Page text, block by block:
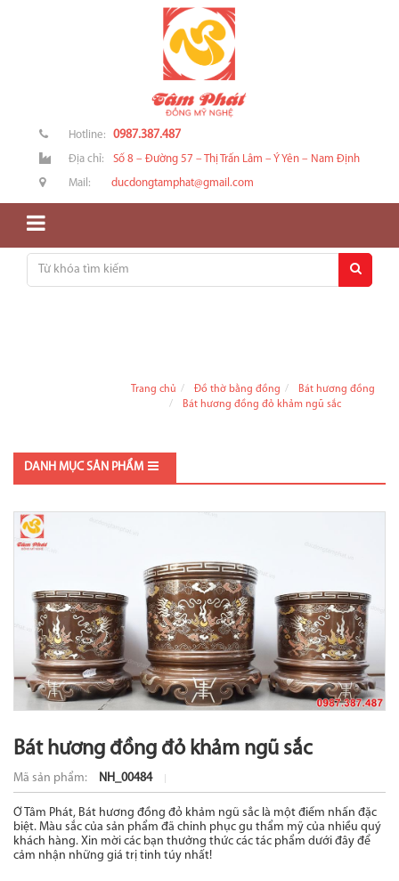
Hotline: 0987.387.487
Địa chỉ: Số 8 – Đường 57 – Thị Trấn Lâm – Ý Yên – Nam Định
Mail: ducdongtamphat@gmail.com
Trang chủ Đồ thờ bằng đồng
Bát hương đồng
Bát hương đồng đỏ khảm ngũ sắc
DANH MỤC SẢN PHẨM
Bát hương đồng đỏ khảm ngũ sắc
Mã sản phẩm: NH_00484
Ở Tâm Phát, Bát hương đồng đỏ khảm ngũ sắc là một điểm nhấn đặc
biệt. Màu sắc của sản phẩm đã chinh phục gu thẩm mỹ của nhiều quý
khách hàng. Xin mời các bạn thưởng thức các tác phẩm dưới đây để
cảm nhận những giá trị tinh túy nhất!